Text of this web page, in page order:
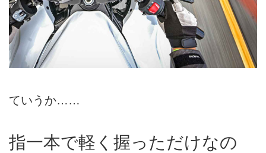
ていうか……
指一本で軽く握っただけなの